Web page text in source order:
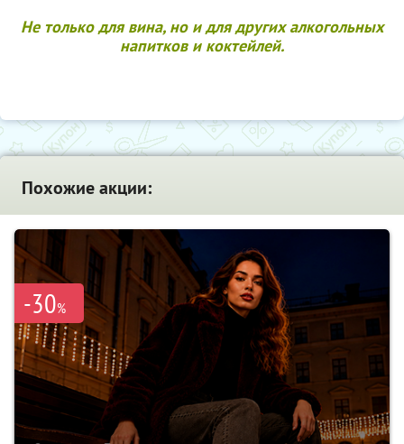
Не только для вина, но и для других алкогольных
напитков и коктейлей.
Похожие акции:
-30%